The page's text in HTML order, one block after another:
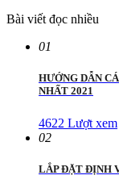
Bài viết đọc nhiều
01
HƯỚNG DẪN
NHẤT 2021
4622 Lượt xem
02
LẮP ĐẶT ĐỊNH